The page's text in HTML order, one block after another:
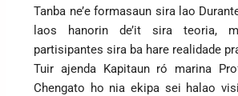
Tanba ne’e formasaun sira lao
laos hanorin de’it sira teoria,
partisipantes sira ba hare realidade
Tuir ajenda Kapitaun ró marina
Chengato ho nia ekipa sei halao